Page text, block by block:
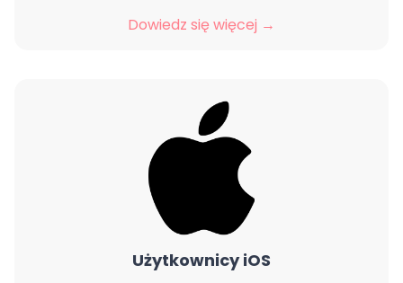
Dowiedz się więcej →
Użytkownicy iOS